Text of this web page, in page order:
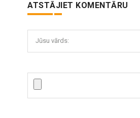
ATSTĀJIET KOMENTĀRU
Jūsu vārds: